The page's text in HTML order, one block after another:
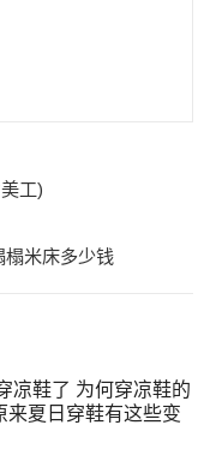
工)
榻米床多少钱
凉鞋了 为何穿凉鞋的
来夏日穿鞋有这些变